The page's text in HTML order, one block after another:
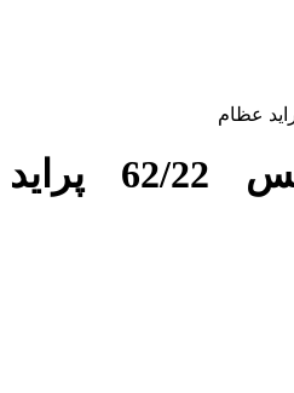
بلبرینگ گیربکس 62/22 پراید